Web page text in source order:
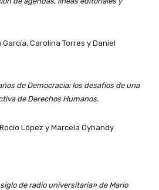
Carolina Torres y Daniel
de Democracia: los desafíos de una
de Derechos Humanos.
López y Marcela Oyhandy
de radio universitaria» de Mario